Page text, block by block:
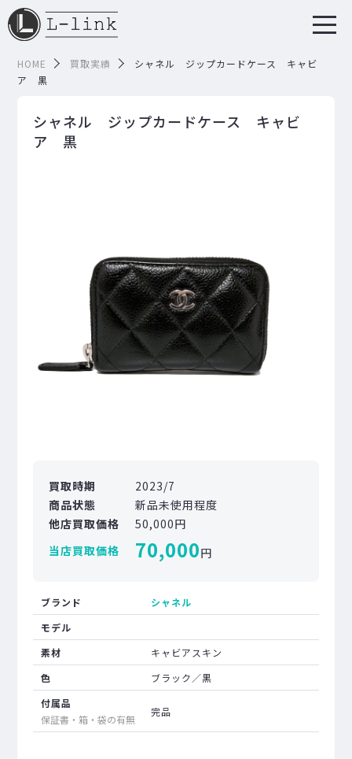
HOME 買取実績
シャネル ジップカードケース キャビ
ア 黒
シャネル ジップカードケース キャビ
ア 黒
買取時期
2023/7
商品状態
新品未使用程度
他店買取価格
50,000円
当店買取価格
70,000円
ブランド
シャネル
モデル
素材
キャビアスキン
色
ブラック／黒
付属品
保証書・箱・袋の有無
完品